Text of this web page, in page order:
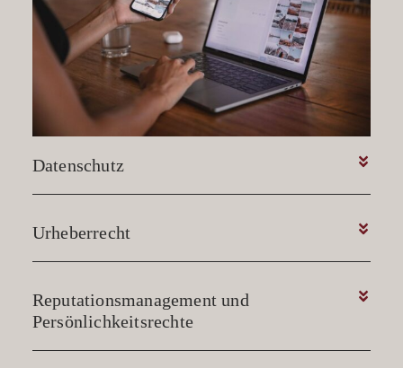
Datenschutz
Urheberrecht
Reputationsmanagement und
Persönlichkeitsrechte